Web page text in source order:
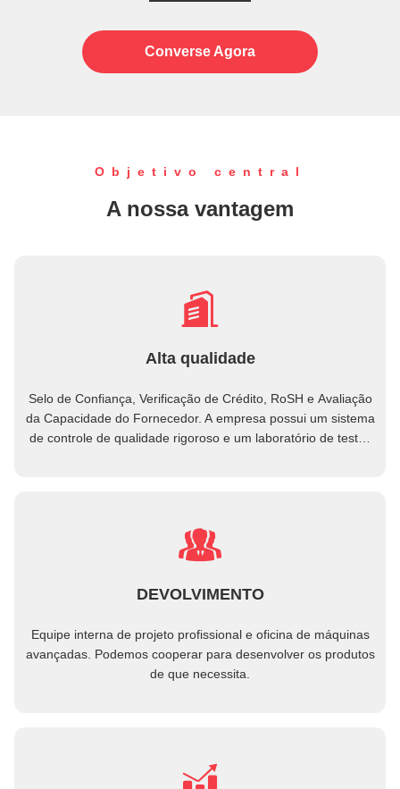
equipada com equipamentos avançados de produção e
...
Converse Agora
Objetivo central
A nossa vantagem
Alta qualidade
Selo de Confiança, Verificação de Crédito, RoSH e Avaliação
da Capacidade do Fornecedor. A empresa possui um sistema
de controle de qualidade rigoroso e um laboratório de testes
DEVOLVIMENTO
Equipe interna de projeto profissional e oficina de máquinas
avançadas. Podemos cooperar para desenvolver os produtos
de que necessita.